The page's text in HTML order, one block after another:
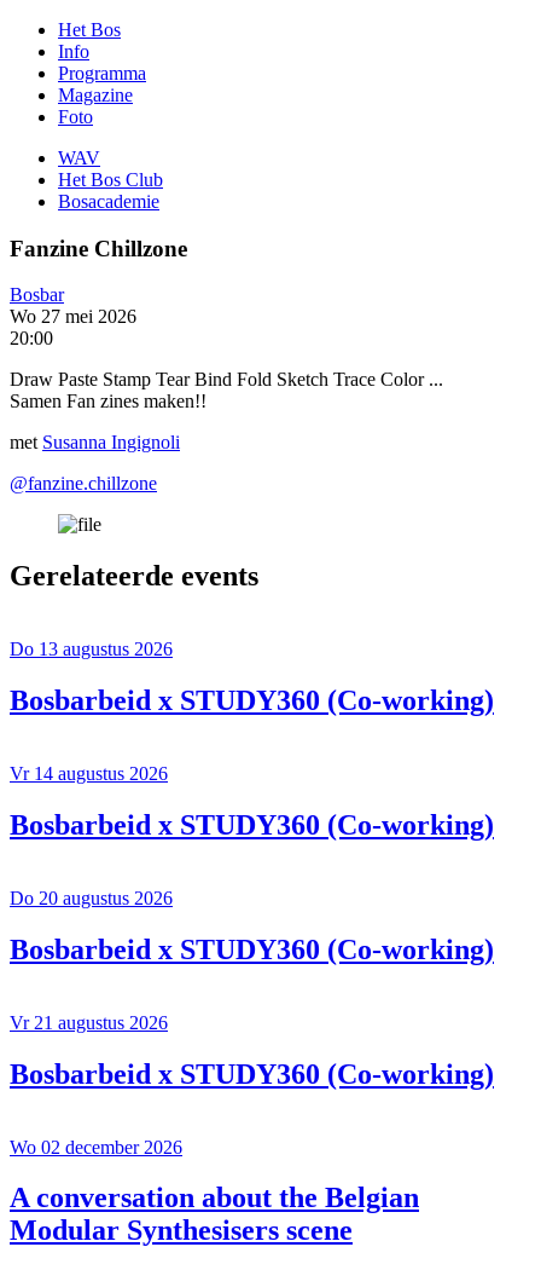
Het Bos
Info
Programma
Magazine
Foto
WAV
Het Bos Club
Bosacademie
Fanzine Chillzone
Bosbar
Wo 27 mei 2026
20:00
Draw Paste Stamp Tear Bind Fold Sketch Trace Color ...
Samen Fan zines maken!!
met Susanna Ingignoli
@fanzine.chillzone
Gerelateerde events
Do 13 augustus 2026
Bosbarbeid x STUDY360 (Co-working)
Vr 14 augustus 2026
Bosbarbeid x STUDY360 (Co-working)
Do 20 augustus 2026
Bosbarbeid x STUDY360 (Co-working)
Vr 21 augustus 2026
Bosbarbeid x STUDY360 (Co-working)
Wo 02 december 2026
A conversation about the Belgian
Modular Synthesisers scene